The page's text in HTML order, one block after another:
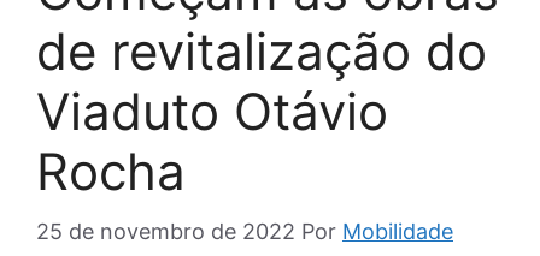
de revitalização do
Viaduto Otávio
Rocha
25 de novembro de 2022 Por Mobilidade